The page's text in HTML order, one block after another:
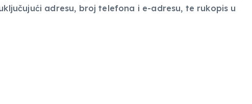
adresu, broj telefona i e-adresu, te rukopis u